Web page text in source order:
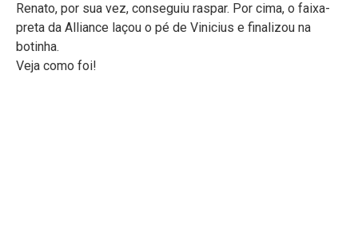
Renato, por sua vez, conseguiu raspar. Por cima, o faixa-
preta da Alliance laçou o pé de Vinicius e finalizou na
botinha.
Veja como foi!